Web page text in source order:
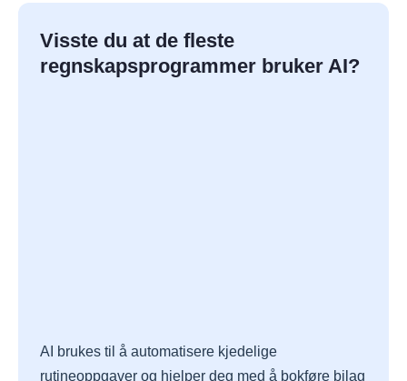
Visste du at de fleste
regnskapsprogrammer bruker AI?
AI brukes til å automatisere kjedelige
rutineoppgaver og hjelper deg med å bokføre bilag